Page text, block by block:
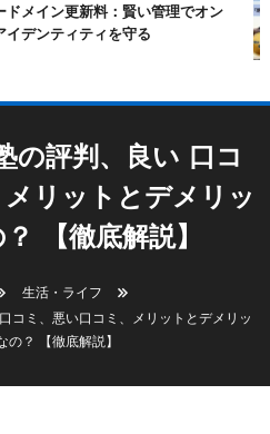
メイン更新料：賢い管理でオン
デンティティを守る
の評判、良い 口コ
リットとデメリッ
【徹底解説】
生活・ライフ
コミ、悪い口コミ、メリットとデメリッ
の？ 【徹底解説】